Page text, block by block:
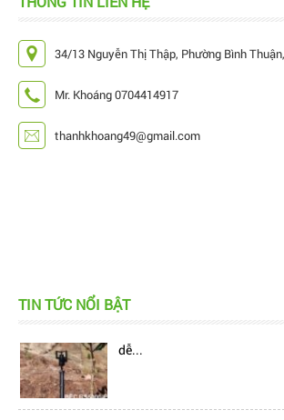
34/13 Nguyễn Thị Thập, Phường Bình
Mr. Khoáng 0704414917
thanhkhoang49@gmail.com
TIN TỨC NỔI BẬT
Hiện nay, trên thị trường
béc tưới bù áp, làm cho